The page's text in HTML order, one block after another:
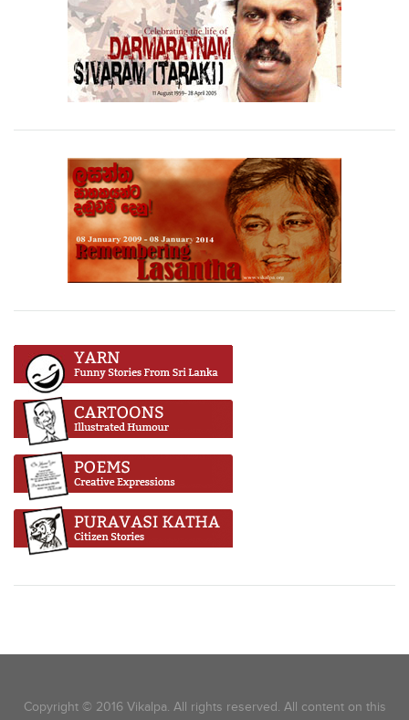
Copyright © 2016 Vikalpa. All rights reserved. All content on this